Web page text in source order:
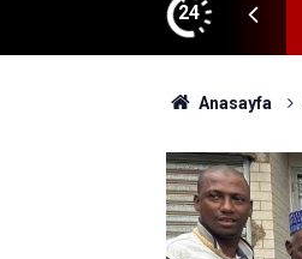
24
Zararları Anlatıldı
Anasayfa